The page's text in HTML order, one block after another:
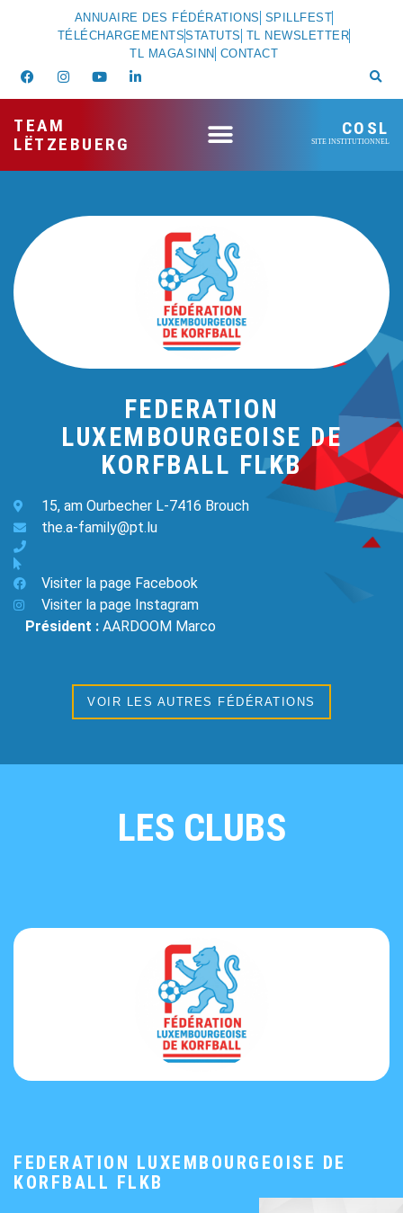
ANNUAIRE DES FÉDÉRATIONS SPILLFEST
TÉLÉCHARGEMENTSSTATUTS TL NEWSLETTER
TL MAGASINN CONTACT
TEAM
LËTZEBUERG
COSL
SITE INSTITUTIONNEL
FEDERATION
LUXEMBOURGEOISE DE
KORFBALL FLKB
15, am Ourbecher L-7416 Brouch
the.a-family@pt.lu
Visiter la page Facebook
Visiter la page Instagram
Président : AARDOOM Marco
VOIR LES AUTRES FÉDÉRATIONS
LES CLUBS
FEDERATION LUXEMBOURGEOISE DE
KORFBALL FLKB